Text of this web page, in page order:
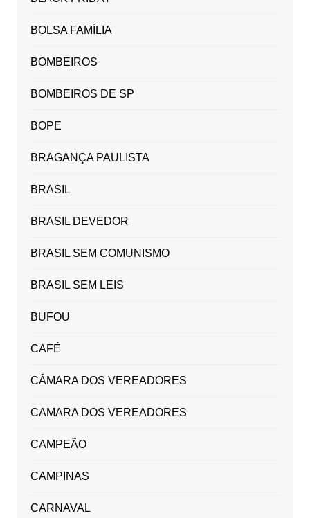
BOLSA FAMÍLIA
BOMBEIROS
BOMBEIROS DE SP
BOPE
BRAGANÇA PAULISTA
BRASIL
BRASIL DEVEDOR
BRASIL SEM COMUNISMO
BRASIL SEM LEIS
BUFOU
CAFÉ
CÂMARA DOS VEREADORES
CAMARA DOS VEREADORES
CAMPEÃO
CAMPINAS
CARNAVAL